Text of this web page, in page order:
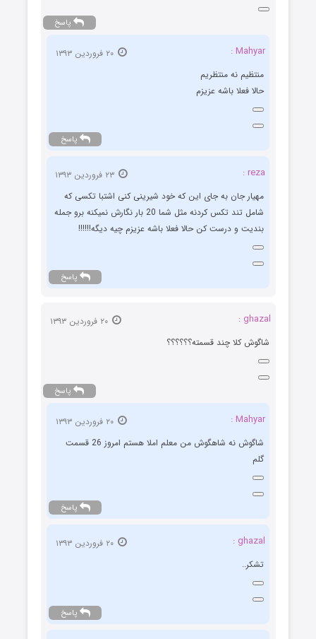
پاسخ
Mahyar :
منتظیم نه منتظریم
حالا فعلا باشه عزیزم
پاسخ
reza :
مهیار جان به جای این که خود شیرینی کنی اشتبا تکسی که
شامل تند تکس کردنه مثل شما 20 بار نگارش نمیکنه برو جمله
بندیت و درست کن حالا فعلا باشه عزیزم چیه دیگه!!!!!!
پاسخ
ghazal :
شاگوش کلا چند قسمته؟؟؟؟؟؟
پاسخ
Mahyar :
شاگوش نه شاهگوش من معلم املا هستم امروز 26 قسمت
گلم
پاسخ
ghazal :
تشکر..
پاسخ